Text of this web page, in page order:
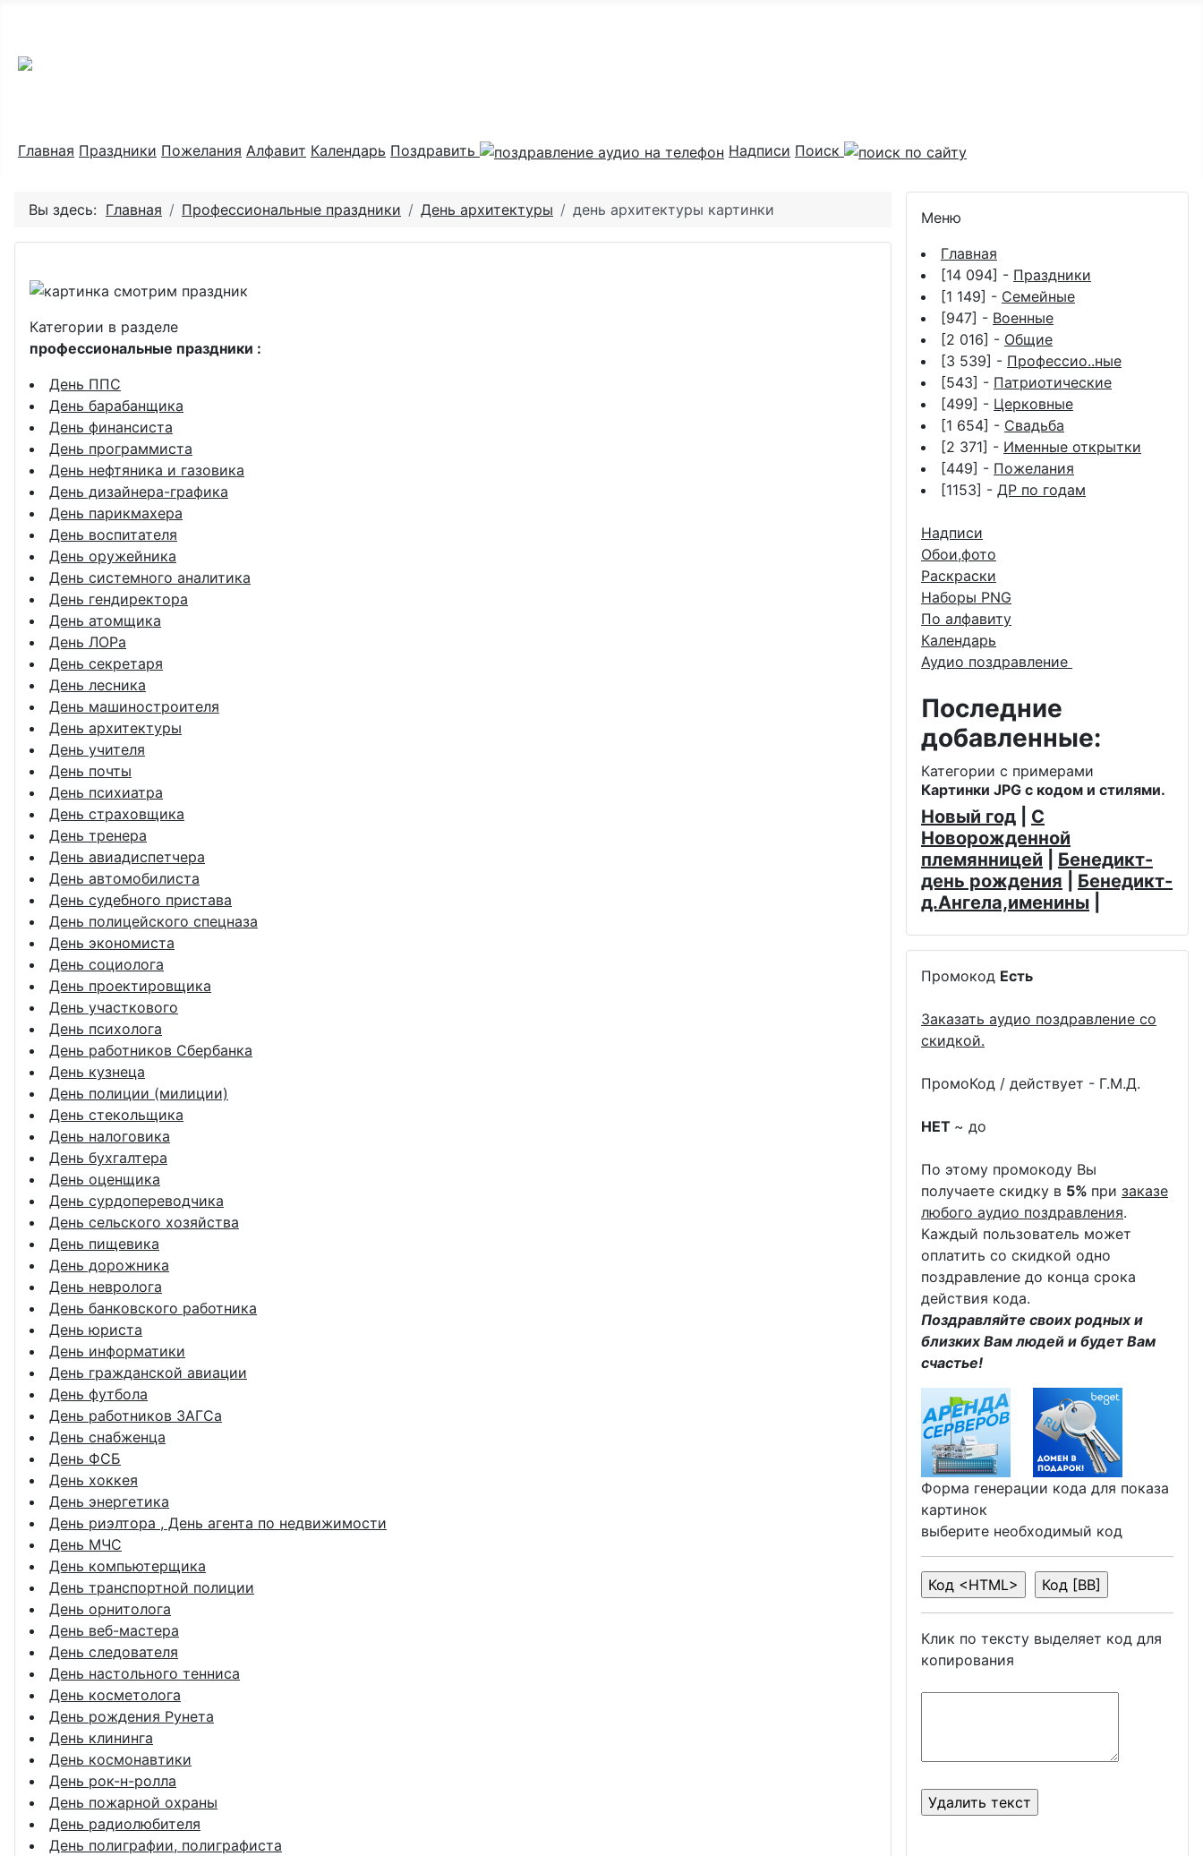
Главная Праздники Пожелания Алфавит Календарь Поздравить Надписи Поиск
Вы здесь: Главная Профессиональные праздники День архитектуры день архитектуры картинки
Категории в разделе
профессиональные праздники :
День ППС
День барабанщика
День финансиста
День программиста
День нефтяника и газовика
День дизайнера-графика
День парикмахера
День воспитателя
День оружейника
День системного аналитика
День гендиректора
День атомщика
День ЛОРа
День секретаря
День лесника
День машиностроителя
День архитектуры
День учителя
День почты
День психиатра
День страховщика
День тренера
День авиадиспетчера
День автомобилиста
День судебного пристава
День полицейского спецназа
День экономиста
День социолога
День проектировщика
День участкового
День психолога
День работников Сбербанка
День кузнеца
День полиции (милиции)
День стекольщика
День налоговика
День бухгалтера
День оценщика
День сурдопереводчика
День сельского хозяйства
День пищевика
День дорожника
День невролога
День банковского работника
День юриста
День информатики
День гражданской авиации
День футбола
День работников ЗАГСа
День снабженца
День ФСБ
День хоккея
День энергетика
День риэлтора , День агента по недвижимости
День МЧС
День компьютерщика
День транспортной полиции
День орнитолога
День веб-мастера
День следователя
День настольного тенниса
День косметолога
День рождения Рунета
День клининга
День космонавтики
День рок-н-ролла
День пожарной охраны
День радиолюбителя
День полиграфии, полиграфиста
Меню
Главная
[14 094] - Праздники
[1 149] - Семейные
[947] - Военные
[2 016] - Общие
[3 539] - Профессио..ные
[543] - Патриотические
[499] - Церковные
[1 654] - Свадьба
[2 371] - Именные открытки
[449] - Пожелания
[1153] - ДР по годам
Надписи
Обои,фото
Раскраски
Наборы PNG
По алфавиту
Календарь
Аудио поздравление
Последние
добавленные:
Категории с примерами
Картинки JPG с кодом и стилями.
Новый год
С
Новорожденной
племянницей
Бенедикт-
день рождения
Бенедикт-
д.Ангела,именины
Промокод Есть
Заказать аудио поздравление со
скидкой.
ПромоКод / действует - Г.М.Д.
НЕТ ~ до
По этому промокоду Вы
получаете скидку в 5% при заказе
любого аудио поздравления.
Каждый пользователь может
оплатить со скидкой одно
поздравление до конца срока
действия кода.
Поздравляйте своих родных и
близких Вам людей и будет Вам
счастье!
Форма генерации кода для показа
картинок
выберите необходимый код
Клик по тексту выделяет код для
копирования